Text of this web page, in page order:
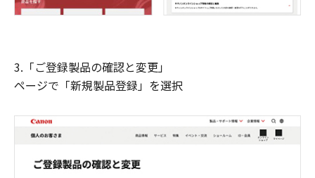
3.「ご登録製品の確認と変更」
ページで「新規製品登録」を選択